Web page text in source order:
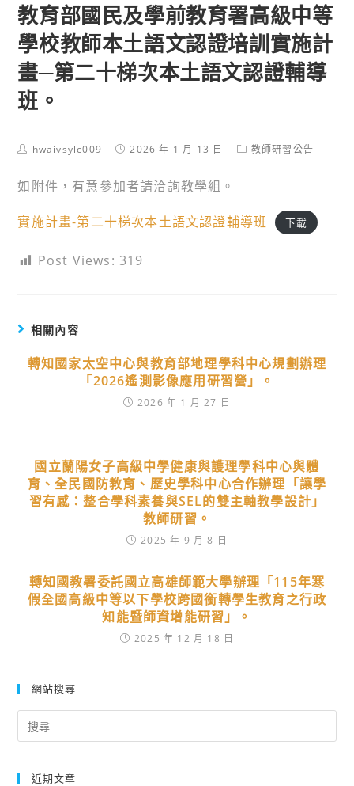
教育部國民及學前教育署高級中等
學校教師本土語文認證培訓實施計
畫─第二十梯次本土語文認證輔導
班。
Posthwaivsylc009
Post2026 年 1 月 13 日
Post教師研習公告
如附件，有意參加者請洽詢教學組。
實施計畫-第二十梯次本土語文認證輔導班 下載
Post Views: 319
相關內容
轉知國家太空中心與教育部地理學科中心規劃辦理
「2026遙測影像應用研習營」。
2026 年 1 月 27 日
國立蘭陽女子高級中學健康與護理學科中心與體
育、全民國防教育、歷史學科中心合作辦理「讓學
習有感：整合學科素養與SEL的雙主軸教學設計」
教師研習。
2025 年 9 月 8 日
轉知國教署委託國立高雄師範大學辦理「115年寒
假全國高級中等以下學校跨國銜轉學生教育之行政
知能暨師資增能研習」。
2025 年 12 月 18 日
網站搜尋
for:
近期文章